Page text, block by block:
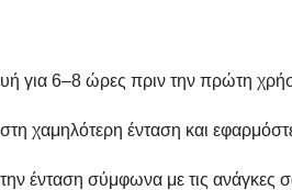
για 6–8 ώρες πριν την πρώτη
χαμηλότερη ένταση και
ένταση σύμφωνα με τις ανάγκες